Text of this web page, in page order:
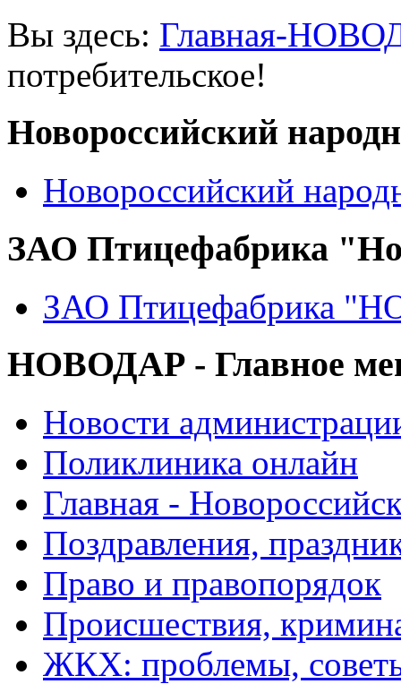
Вы здесь: Главная-
потребительское!
Новороссийский
Новороссийский
ЗАО Птицефабрика
ЗАО Птицефабрика
НОВОДАР - Главное
Новости
Поликлиника онлайн
Главная -
Поздравления,
Право и правопорядок
Происшествия,
ЖКХ: проблемы,